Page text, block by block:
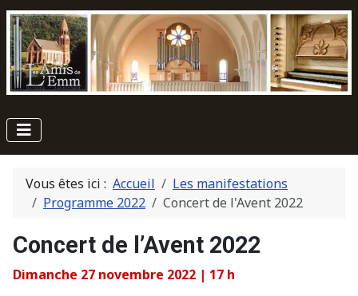
Vous êtes ici : Accueil
Les manifestations
Programme 2022
Concert de l'Avent 2022
Concert de l’Avent 2022
Dimanche 27 novembre 2022 | 17 h